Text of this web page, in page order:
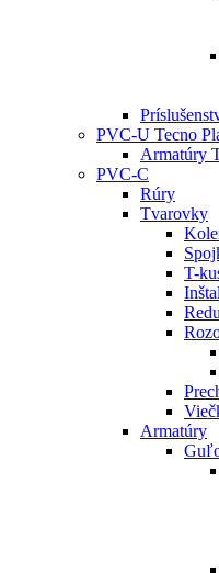
PVC-U Tecno
Armatúry
PVC-C
Rúry
Tvarovky
T-
Armatúry